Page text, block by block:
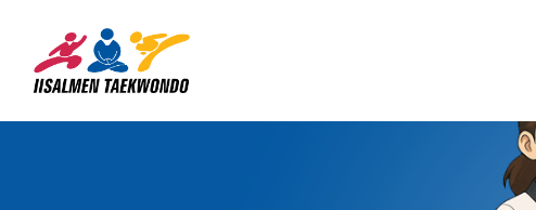
sivun
sisältöön
Iisalmen Taekwondo Ry